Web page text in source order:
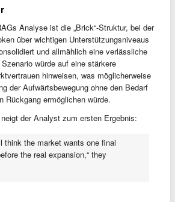
Analyse ist die „Brick“-Struktur, bei der
über wichtigen Unterstützungsniveaus
und allmählich eine verlässliche
würde auf eine stärkere
hinweisen, was möglicherweise
der Aufwärtsbewegung ohne den Bedarf
Rückgang ermöglichen würde.
der Analyst zum ersten Ergebnis:
the market wants one final
the real expansion,“ they